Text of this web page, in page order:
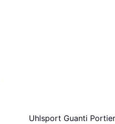
Uhlsport Guanti